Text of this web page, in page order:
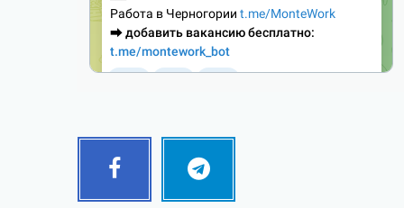
Facebook Telegram
Follow